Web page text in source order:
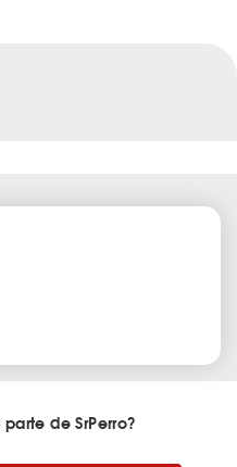
de SrPerro?